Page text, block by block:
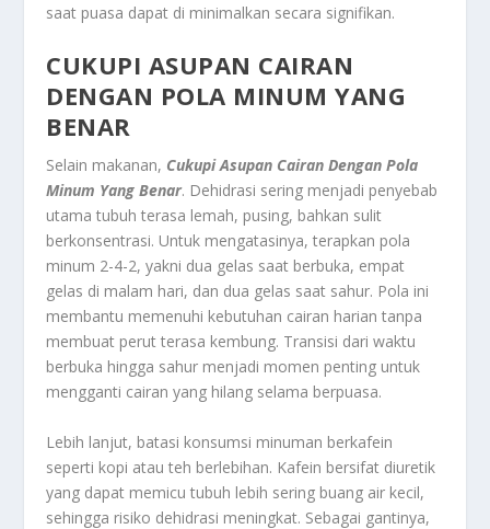
saat puasa dapat di minimalkan secara signifikan.
CUKUPI ASUPAN CAIRAN
DENGAN POLA MINUM YANG
BENAR
Selain makanan, Cukupi Asupan Cairan Dengan Pola
Minum Yang Benar. Dehidrasi sering menjadi penyebab
utama tubuh terasa lemah, pusing, bahkan sulit
berkonsentrasi. Untuk mengatasinya, terapkan pola
minum 2-4-2, yakni dua gelas saat berbuka, empat
gelas di malam hari, dan dua gelas saat sahur. Pola ini
membantu memenuhi kebutuhan cairan harian tanpa
membuat perut terasa kembung. Transisi dari waktu
berbuka hingga sahur menjadi momen penting untuk
mengganti cairan yang hilang selama berpuasa.
Lebih lanjut, batasi konsumsi minuman berkafein
seperti kopi atau teh berlebihan. Kafein bersifat diuretik
yang dapat memicu tubuh lebih sering buang air kecil,
sehingga risiko dehidrasi meningkat. Sebagai gantinya,